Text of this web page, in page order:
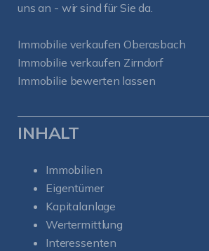
uns an - wir sind für Sie da.
Immobilie verkaufen Oberasbach
Immobilie verkaufen Zirndorf
Immobilie bewerten lassen
INHALT
Immobilien
Eigentümer
Kapitalanlage
Wertermittlung
Interessenten